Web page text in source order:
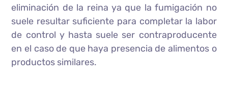
eliminación de la reina ya que la fumigación no
suele resultar suficiente para completar la labor
de control y hasta suele ser contraproducente
en el caso de que haya presencia de alimentos o
productos similares.